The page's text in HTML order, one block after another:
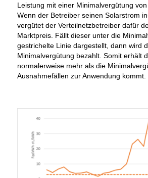
Leistung mit einer Minimalvergütung
Wenn der Betreiber seinen Solarstrom
vergütet der Verteilnetzbetreiber dafür
Marktpreis. Fällt dieser unter die
gestrichelte Linie dargestellt, dann wird
Minimalvergütung bezahlt. Somit erhält
normalerweise mehr als die
Ausnahmefällen zur Anwendung kommt.